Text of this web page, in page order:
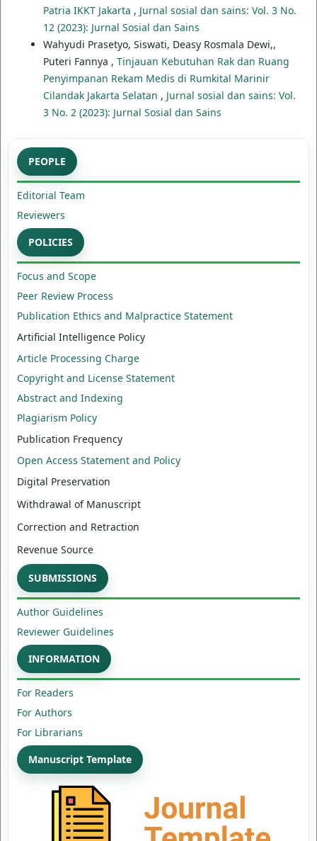
Patria IKKT Jakarta , Jurnal sosial dan sains: Vol. 3 No.
12 (2023): Jurnal Sosial dan Sains
Wahyudi Prasetyo, Siswati, Deasy Rosmala Dewi,,
Puteri Fannya , Tinjauan Kebutuhan Rak dan Ruang
Penyimpanan Rekam Medis di Rumkital Marinir
Cilandak Jakarta Selatan , Jurnal sosial dan sains: Vol.
3 No. 2 (2023): Jurnal Sosial dan Sains
PEOPLE
Editorial Team
Reviewers
POLICIES
Focus and Scope
Peer Review Process
Publication Ethics and Malpractice Statement
Artificial Intelligence Policy
Article Processing Charge
Copyright and License Statement
Abstract and Indexing
Plagiarism Policy
Publication Frequency
Open Access Statement and Policy
Digital Preservation
Withdrawal of Manuscript
Correction and Retraction
Revenue Source
SUBMISSIONS
Author Guidelines
Reviewer Guidelines
INFORMATION
For Readers
For Authors
For Librarians
Manuscript Template